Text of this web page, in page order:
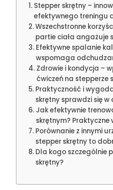
Stepper skrętny –
efektywnego treningu
Wszechstronne
partie ciała angażuje
Efektywne spalanie
wspomaga
Zdrowie i kondycja –
ćwiczeń na stepperze
Praktyczność i
skrętny sprawdzi się
Jak efektywnie
skrętnym? Praktyczne
Porównanie z innymi
stepper skrętny to
Dla kogo szczególnie
skrętny?